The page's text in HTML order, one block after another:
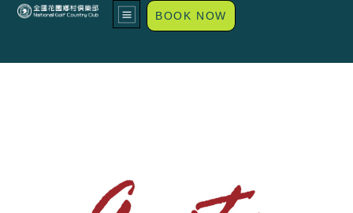
BOOK NOW